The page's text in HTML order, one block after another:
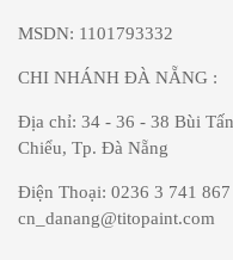
MSDN: 1101793332
CHI NHÁNH ĐÀ NẴNG :
Địa chỉ: 34 - 36 - 38 Bùi
Chiểu, Tp. Đà Nẵng
Điện Thoại: 0236 3 741
cn_danang@titopaint.com